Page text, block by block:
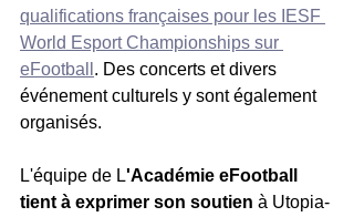
qualifications françaises pour les IESF
World Esport Championships sur
eFootball . Des concerts et divers
événement culturels y sont également
organisés.
L'équipe de L'Académie eFootball
tient à exprimer son soutien à Utopia-